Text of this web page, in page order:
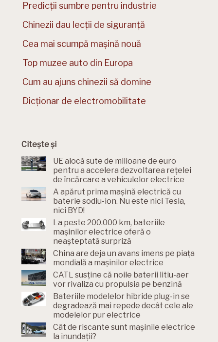
Predicții sumbre pentru industrie
Chinezii dau lecții de siguranță
Cea mai scumpă mașină nouă
Top muzee auto din Europa
Cum au ajuns chinezii să domine
Dicționar de electromobilitate
Citește și
UE alocă sute de milioane de euro
pentru a accelera dezvoltarea rețelei
de încărcare a vehiculelor electrice
A apărut prima mașină electrică cu
baterie sodiu-ion. Nu este nici Tesla,
nici BYD!
La peste 200.000 km, bateriile
mașinilor electrice oferă o
neașteptată surpriză
China are deja un avans imens pe piața
mondială a mașinilor electrice
CATL susține că noile baterii litiu-aer
vor rivaliza cu propulsia pe benzină
Bateriile modelelor hibride plug-in se
degradează mai repede decât cele ale
modelelor pur electrice
Cât de riscante sunt mașinile electrice
la inundații?